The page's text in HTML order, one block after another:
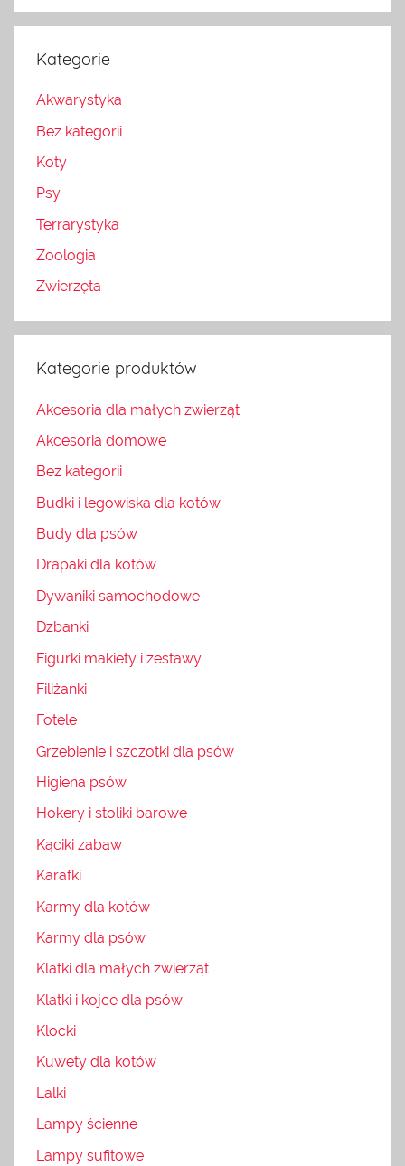
Kategorie
Akwarystyka
Bez kategorii
Koty
Psy
Terrarystyka
Zoologia
Zwierzęta
Kategorie produktów
Akcesoria dla małych zwierząt
Akcesoria domowe
Bez kategorii
Budki i legowiska dla kotów
Budy dla psów
Drapaki dla kotów
Dywaniki samochodowe
Dzbanki
Figurki makiety i zestawy
Filiżanki
Fotele
Grzebienie i szczotki dla psów
Higiena psów
Hokery i stoliki barowe
Kąciki zabaw
Karafki
Karmy dla kotów
Karmy dla psów
Klatki dla małych zwierząt
Klatki i kojce dla psów
Klocki
Kuwety dla kotów
Lalki
Lampy ścienne
Lampy sufitowe